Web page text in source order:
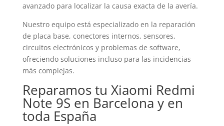
avanzado para localizar la causa exacta de la avería.
Nuestro equipo está especializado en la reparación
de placa base, conectores internos, sensores,
circuitos electrónicos y problemas de software,
ofreciendo soluciones incluso para las incidencias
más complejas.
Reparamos tu Xiaomi Redmi
Note 9S en Barcelona y en
toda España